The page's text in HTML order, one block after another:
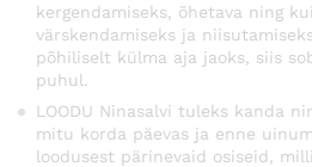
kergendamiseks, õhetava ning
värskendamiseks ja
põhiliselt külma aja jaoks, siis
puhul.
LOODU Ninasalvi tuleks kanda
mitu korda päevas ja enne
loodusest pärinevaid osiseid,